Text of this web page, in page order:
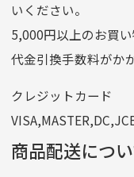
ゆうちょ間
記号
他銀行から
店名
店番
478
いください。
5,000円以上のお買
代金引換手数料がか
クレジットカード
商品配送につ